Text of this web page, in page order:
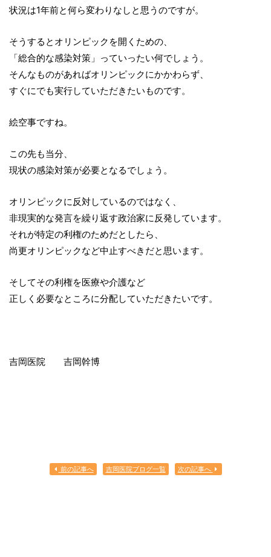
状況は1年前と何ら変わりなしと思うのですが。
そうするとオリンピックを開くための、
「総合的な感染対策」っていったい何でしょう。
そんなものがあればオリンピックにかかわらず、
すぐにでも実行していただきたいものです。
絵空事ですね。
この先も当分、
現状の感染対策が必要となるでしょう。
オリンピックに反対しているのではなく、
非現実的な発言を繰り返す政治家に反発しています。
それが特定の利権のためだとしたら、
尚更オリンピックなど中止すべきだと思います。
そしてその利権を医療や介護など
正しく必要なところに分配していただきたいです。
吉岡医院 吉岡幹博
前の記事へ 吉岡医院ブログ一覧 次の記事へ